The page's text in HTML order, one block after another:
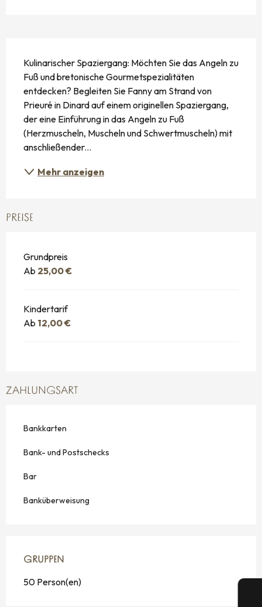
Kulinarischer Spaziergang: Möchten Sie das Angeln zu
Fuß und bretonische Gourmetspezialitäten
entdecken? Begleiten Sie Fanny am Strand von
Prieuré in Dinard auf einem originellen Spaziergang,
der eine Einführung in das Angeln zu Fuß
(Herzmuscheln, Muscheln und Schwertmuscheln) mit
anschließender...
Mehr anzeigen
PREISE
Grundpreis
Ab 25,00 €
Kindertarif
Ab 12,00 €
ZAHLUNGSART
Bankkarten
Bank- und Postschecks
Bar
Banküberweisung
GRUPPEN
GRUPPEN
50 Person(en)